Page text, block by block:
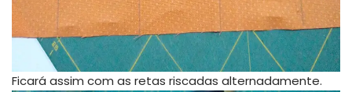
Ficará assim com as retas riscadas alternadamente.